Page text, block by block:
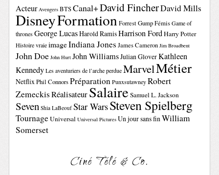
Acteur Avengers BTSCanal+David FincherDavid Mills
DisneyFormationForrest GumpFémis Game of
thrones George LucasHarold RamisHarrison FordHarry Potter
Histoire vraie imageIndiana Jones James Cameron Jim Broadbent
John Doe John Hurt John WilliamsJulian GloverKathleen
Kennedy Les aventuriers de l’arche perdue MarvelMétier
NetflixPhil ConnorsPréparation Punxsutawney Robert
ZemeckisRéalisateurSalaire Samuel L. Jackson
Seven Shia LaBeouf Star WarsSteven Spielberg
TournageUniversal Universal Pictures Un jour sans finWilliam
Somerset
Ciné Télé & Co.